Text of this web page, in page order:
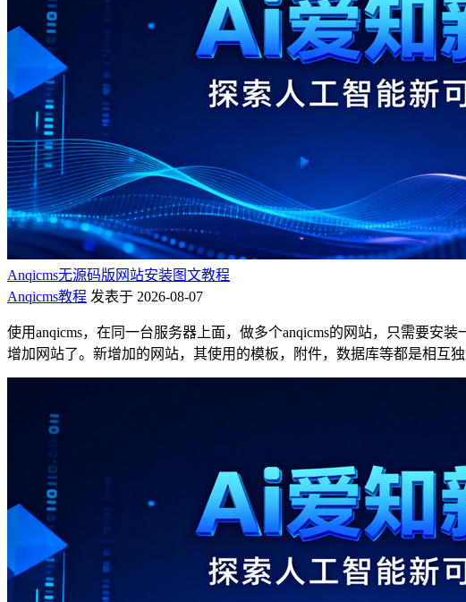
Anqicms无源码版网站安装图文教程
Anqicms教程 发表于 2026-08-07
使用anqicms，在同一台服务器上面，做多个anqicms的网站，只需要安
增加网站了。新增加的网站，其使用的模板，附件，数据库等都是相互